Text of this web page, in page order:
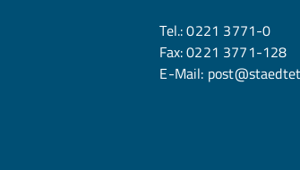
Tel.:0221 3771-0
Fax: 0221 3771-128
E-Mail: